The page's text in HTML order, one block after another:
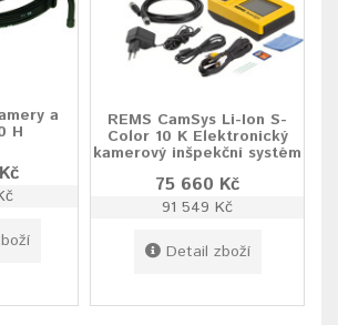
a
H
REMS CamSys Li-Ion S-
Color 10 K Elektronický
kamerový inšpekční systém
75 660 Kč
91 549 Kč
Detail zboží